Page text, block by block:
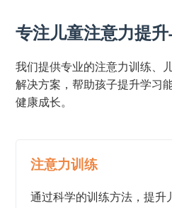
专注儿童注意力提
我们提供专业的注意力训练、
解决方案，帮助孩子提升学习
健康成长。
注意力训练
通过科学的训练方法，提升